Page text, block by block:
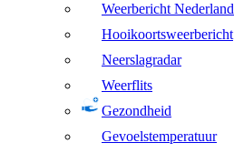
Weerbericht Nederland
Hooikoortsweerbericht
Neerslagradar
Weerflits
Gezondheid
Gevoelstemperatuur